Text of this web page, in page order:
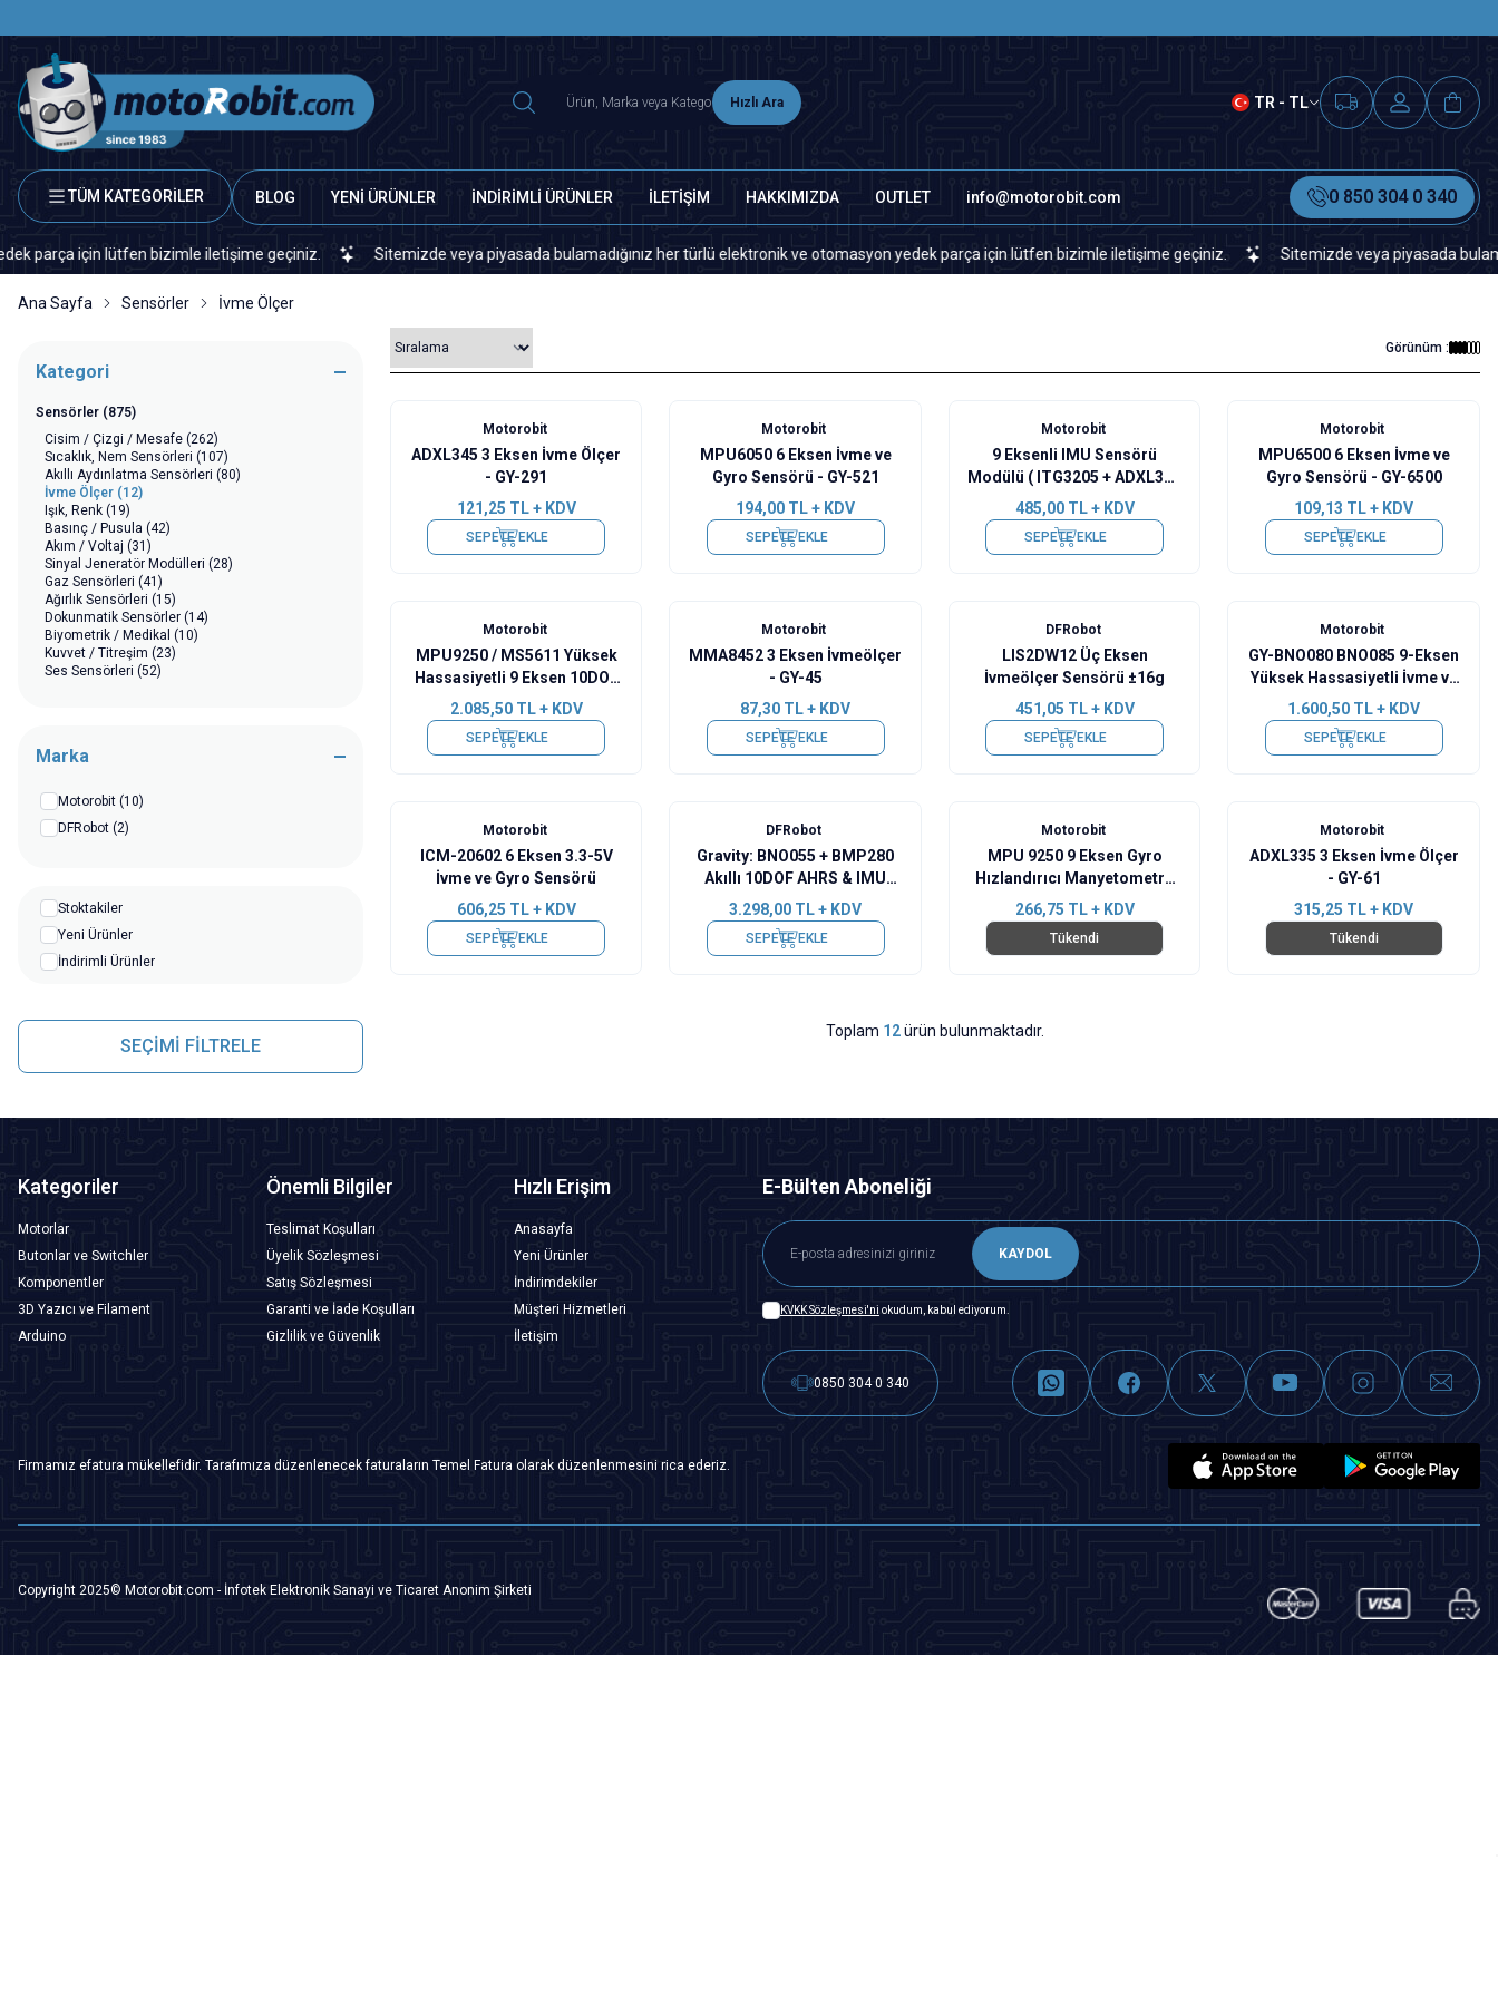
Hızlı Ara TR - TL
TÜM KATEGORİLER BLOG YENİ ÜRÜNLER İNDİRİMLİ ÜRÜNLER İLETİŞİM HAKKIMIZDA OUTLET info@motorobit.com 0 850 304 0 340
için lütfen bizimle iletişime geçiniz. Sitemizde veya piyasada bulamadığınız her türlü elektronik ve otomasyon yedek parça için lütfen bizimle iletişime geçiniz. Sitemizde veya piyasada
Ana Sayfa Sensörler İvme Ölçer
Kategori
Sensörler (875)
Cisim / Çizgi / Mesafe (262)
Sıcaklık, Nem Sensörleri (107)
Akıllı Aydınlatma Sensörleri (80)
İvme Ölçer (12)
Işık, Renk (19)
Basınç / Pusula (42)
Akım / Voltaj (31)
Sinyal Jeneratör Modülleri (28)
Gaz Sensörleri (41)
Ağırlık Sensörleri (15)
Dokunmatik Sensörler (14)
Biyometrik / Medikal (10)
Kuvvet / Titreşim (23)
Ses Sensörleri (52)
Marka
Motorobit (10)
DFRobot (2)
Stoktakiler
Yeni Ürünler
İndirimli Ürünler
SEÇİMİ FİLTRELE
Görünüm :
Motorobit
ADXL345 3 Eksen İvme Ölçer
- GY-291
121,25 TL + KDV
SEPETE EKLE
Motorobit
MPU6050 6 Eksen İvme ve
Gyro Sensörü - GY-521
194,00 TL + KDV
SEPETE EKLE
Motorobit
9 Eksenli IMU Sensörü
Modülü ( ITG3205 + ADXL345
+ HMC5883L) - GY-85
485,00TL + KDV
SEPETE EKLE
Motorobit
MPU6500 6 Eksen İvme ve
Gyro Sensörü - GY-6500
109,13 TL + KDV
SEPETE EKLE
Motorobit
MPU9250 / MS5611 Yüksek
Hassasiyetli 9 Eksen 10DOF
Modül
2.085,50TL + KDV
SEPETE EKLE
Motorobit
MMA8452 3 Eksen İvmeölçer
- GY-45
87,30 TL + KDV
SEPETE EKLE
DFRobot
LIS2DW12 Üç Eksen
İvmeölçer Sensörü ±16g
451,05 TL + KDV
SEPETE EKLE
Motorobit
GY-BNO080 BNO085 9-Eksen
Yüksek Hassasiyetli İvme ve
Gyro Sensörü
1.600,50 TL + KDV
SEPETE EKLE
Motorobit
ICM-20602 6 Eksen 3.3-5V
İvme ve Gyro Sensörü
606,25 TL + KDV
SEPETE EKLE
DFRobot
Gravity: BNO055 + BMP280
Akıllı 10DOF AHRS & IMU
Sensörü - SEN0253
3.298,00 TL + KDV
SEPETE EKLE
Motorobit
MPU 9250 9 Eksen Gyro
Hızlandırıcı Manyetometre
Sensör Modülü
266,75 TL + KDV
Tükendi
Motorobit
ADXL335 3 Eksen İvme Ölçer
- GY-61
315,25 TL + KDV
Tükendi
Toplam 12ürün bulunmaktadır.
Kategoriler
Motorlar
Butonlar ve Switchler
Komponentler
3D Yazıcı ve Filament
Arduino
Önemli Bilgiler
Teslimat Koşulları
Üyelik Sözleşmesi
Satış Sözleşmesi
Garanti ve İade Koşulları
Gizlilik ve Güvenlik
Hızlı Erişim
Anasayfa
Yeni Ürünler
İndirimdekiler
Müşteri Hizmetleri
İletişim
E-Bülten Aboneliği
KAYDOL
KVKK Sözleşmesi'ni okudum, kabul ediyorum.
0850 304 0 340
Firmamız efatura mükellefidir. Tarafımıza düzenlenecek faturaların Temel Fatura olarak düzenlenmesini rica ederiz.
Copyright 2025© Motorobit.com - İnfotek Elektronik Sanayi ve Ticaret Anonim Şirketi